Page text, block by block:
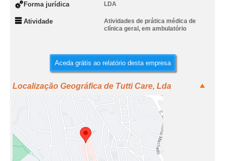
Forma jurídica LDA
Atividade
Atividades de prática médica de
clínica geral, em ambulatório
Aceda grátis ao relatório desta empresa
Localização Geográfica de Tutti Care, Lda